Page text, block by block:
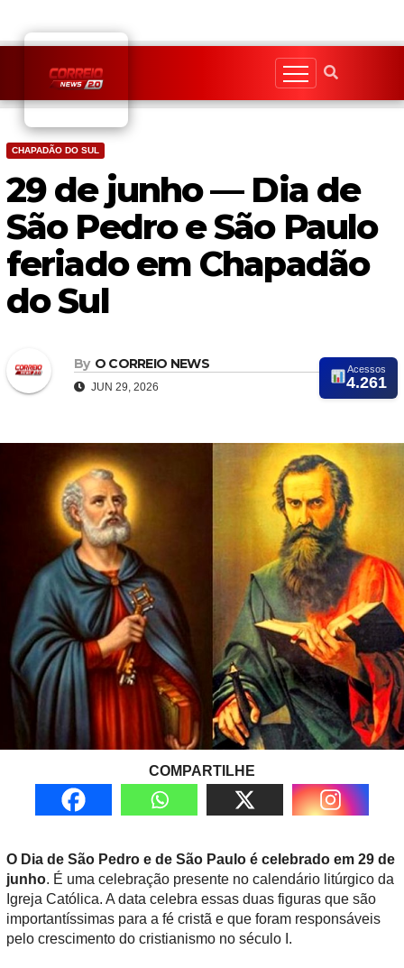
content
CHAPADÃO DO SUL
29 de junho — Dia de
São Pedro e São Paulo
feriado em Chapadão
do Sul
By O CORREIO NEWS
JUN 29, 2026
Acessos
4.261
COMPARTILHE
O Dia de São Pedro e de São Paulo é celebrado em 29 de
junho. É uma celebração presente no calendário litúrgico da
Igreja Católica. A data celebra essas duas figuras que são
importantíssimas para a fé cristã e que foram responsáveis
pelo crescimento do cristianismo no século I.